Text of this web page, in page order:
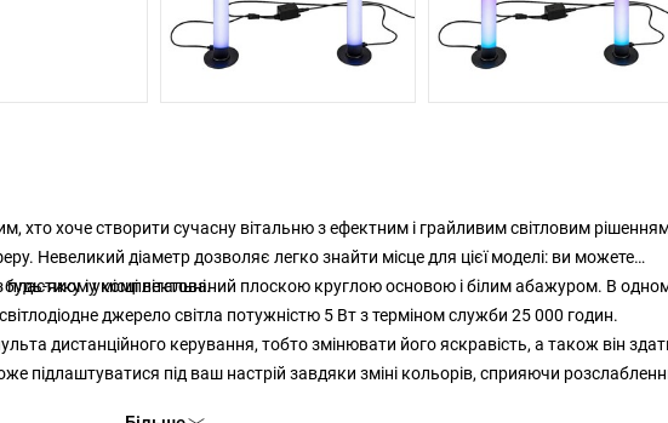
хто хоче створити сучасну вітальню з ефектним і грайливим світловим
Невеликий діаметр дозволяє легко знайти місце для цієї моделі: ви можете
якому місці вітальні.
пластику і укомплектований плоскою круглою основою і білим абажуром. В
джерело світла потужністю 5 Вт з терміном служби 25 000 годин.
дистанційного керування, тобто змінювати його яскравість, а також він
підлаштуватися під ваш настрій завдяки зміні кольорів, сприяючи